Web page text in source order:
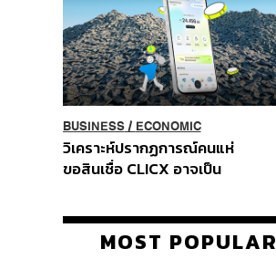
BUSINESS/ ECONOMIC
วิเคราะห์ปรากฏการณ์คนแห่
ขอสินเชื่อ CLICX อาจเป็น
ปัญหาหนี้ครัวเรือนไทยที่ถูกซุก
MOST POPULAR